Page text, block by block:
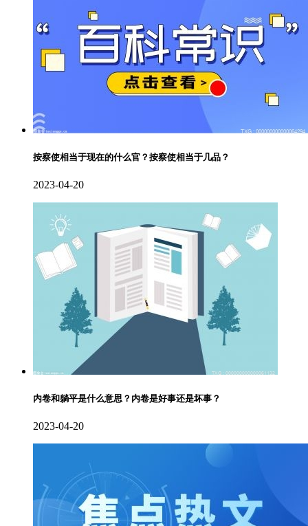
按察使相当于现在的什么官？按察使相当于几品？
2023-04-20
内卷和躺平是什么意思？内卷是好事还是坏事？
2023-04-20